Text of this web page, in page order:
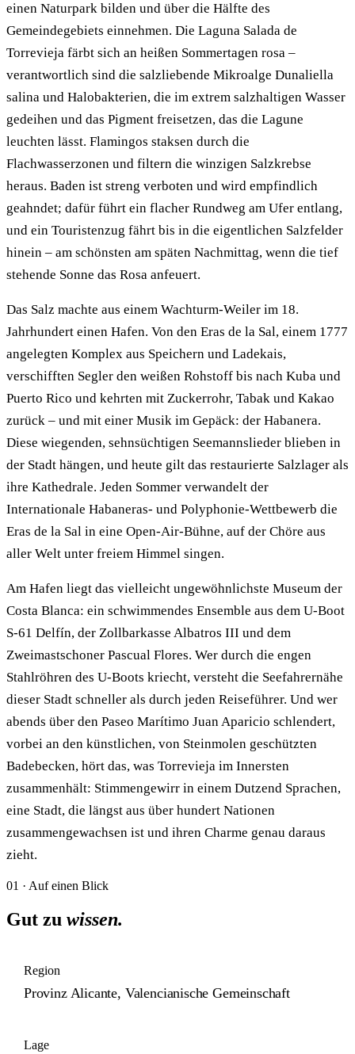
einen Naturpark bilden und über die Hälfte des
Gemeindegebiets einnehmen. Die Laguna Salada de
Torrevieja färbt sich an heißen Sommertagen rosa –
verantwortlich sind die salzliebende Mikroalge Dunaliella
salina und Halobakterien, die im extrem salzhaltigen Wasser
gedeihen und das Pigment freisetzen, das die Lagune
leuchten lässt. Flamingos staksen durch die
Flachwasserzonen und filtern die winzigen Salzkrebse
heraus. Baden ist streng verboten und wird empfindlich
geahndet; dafür führt ein flacher Rundweg am Ufer entlang,
und ein Touristenzug fährt bis in die eigentlichen Salzfelder
hinein – am schönsten am späten Nachmittag, wenn die tief
stehende Sonne das Rosa anfeuert.
Das Salz machte aus einem Wachturm-Weiler im 18.
Jahrhundert einen Hafen. Von den Eras de la Sal, einem 1777
angelegten Komplex aus Speichern und Ladekais,
verschifften Segler den weißen Rohstoff bis nach Kuba und
Puerto Rico und kehrten mit Zuckerrohr, Tabak und Kakao
zurück – und mit einer Musik im Gepäck: der Habanera.
Diese wiegenden, sehnsüchtigen Seemannslieder blieben in
der Stadt hängen, und heute gilt das restaurierte Salzlager als
ihre Kathedrale. Jeden Sommer verwandelt der
Internationale Habaneras- und Polyphonie-Wettbewerb die
Eras de la Sal in eine Open-Air-Bühne, auf der Chöre aus
aller Welt unter freiem Himmel singen.
Am Hafen liegt das vielleicht ungewöhnlichste Museum der
Costa Blanca: ein schwimmendes Ensemble aus dem U-Boot
S-61 Delfín, der Zollbarkasse Albatros III und dem
Zweimastschoner Pascual Flores. Wer durch die engen
Stahlröhren des U-Boots kriecht, versteht die Seefahrernähe
dieser Stadt schneller als durch jeden Reiseführer. Und wer
abends über den Paseo Marítimo Juan Aparicio schlendert,
vorbei an den künstlichen, von Steinmolen geschützten
Badebecken, hört das, was Torrevieja im Innersten
zusammenhält: Stimmengewirr in einem Dutzend Sprachen,
eine Stadt, die längst aus über hundert Nationen
zusammengewachsen ist und ihren Charme genau daraus
zieht.
01 · Auf einen Blick
Gut zu wissen.
Region
Provinz Alicante, Valencianische Gemeinschaft
Lage